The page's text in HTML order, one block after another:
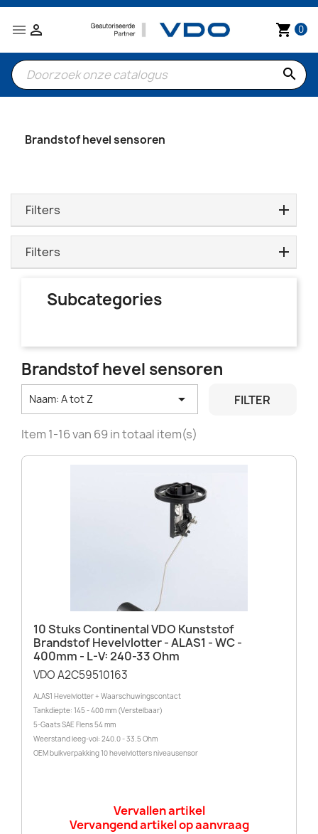
 shopping_cart 0

search
Brandstof hevel sensoren
Filters
Filters
Subcategories
Brandstof hevel sensoren
Naam: A tot Z  FILTER
Item 1-16 van 69 in totaal item(s)
10 Stuks Continental VDO Kunststof
Brandstof Hevelvlotter - ALAS1 - WC -
400mm - L-V: 240-33 Ohm
VDO A2C59510163
ALAS1 Hevelvlotter + Waarschuwingscontact
Tankdiepte: 145 - 400 mm (Verstelbaar)
5-Gaats SAE Flens 54 mm
Weerstand leeg-vol: 240.0 - 33.5 Ohm
OEM bulkverpakking 10 hevelvlotters niveausensor
Vervallen artikel
Vervangend artikel op aanvraag